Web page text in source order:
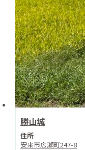
勝山城
住所
安来市広瀬町247-8